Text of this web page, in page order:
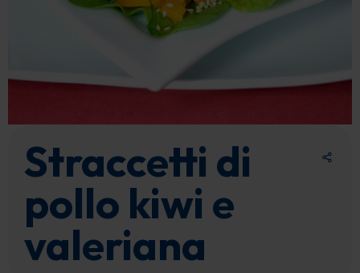
Straccetti di
pollo kiwi e
valeriana